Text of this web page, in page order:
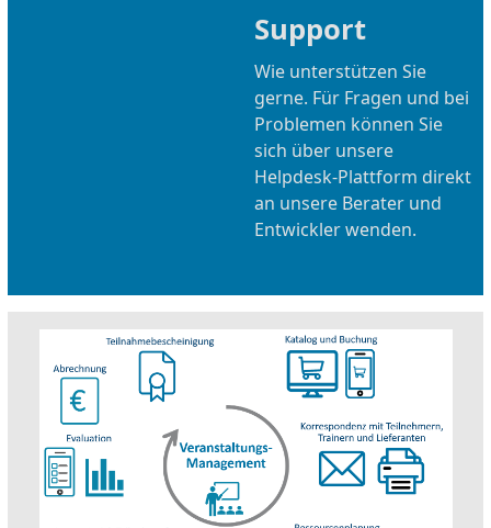
Support
Wie unterstützen Sie
gerne. Für Fragen und bei
Problemen können Sie
sich über unsere
Helpdesk-Plattform direkt
an unsere Berater und
Entwickler wenden.